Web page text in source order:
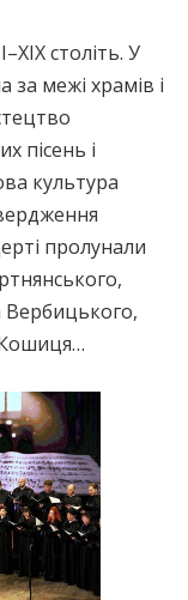
століть. У
межі храмів і
пісень і
культура
пролунали